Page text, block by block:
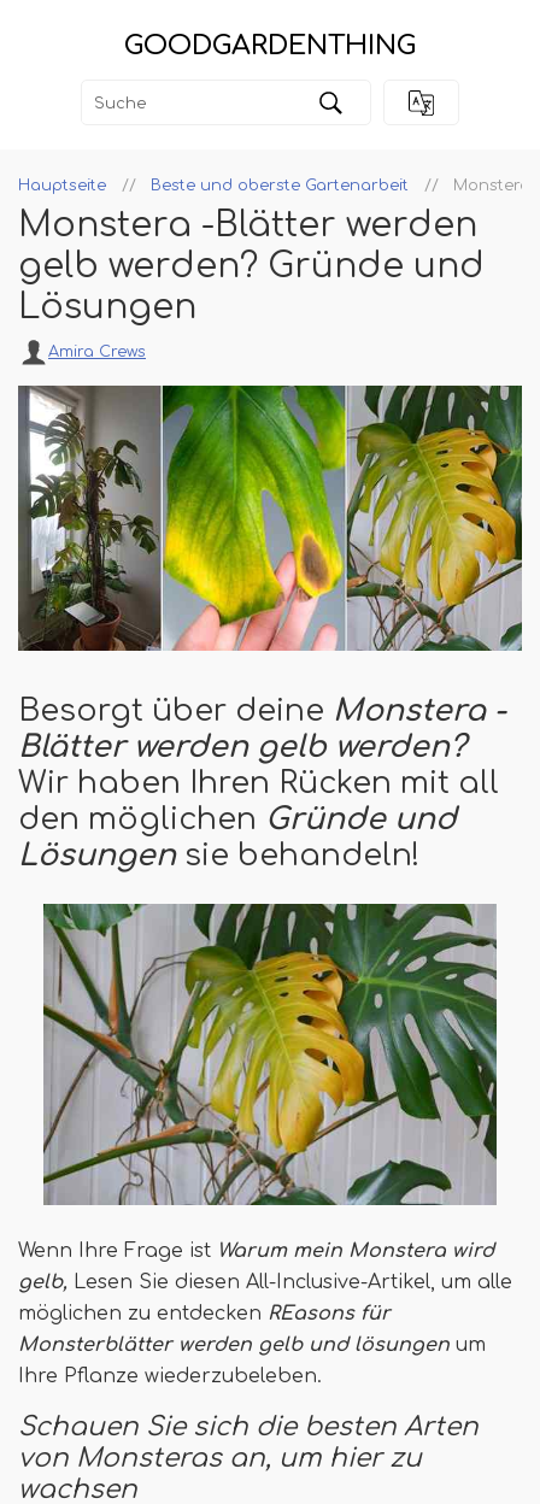
GOODGARDENTHING
Hauptseite Beste und oberste Gartenarbeit Monstera
Monstera -Blätter werden
gelb werden? Gründe und
Lösungen
Amira Crews
Besorgt über deine Monstera -
Blätter werden gelb werden?
Wir haben Ihren Rücken mit all
den möglichen Gründe und
Lösungensie behandeln!
Wenn Ihre Frage ist Warum mein Monstera wird
gelb, Lesen Sie diesen All-Inclusive-Artikel, um alle
möglichen zu entdecken REasons für
Monsterblätter werden gelb und lösungen um
Ihre Pflanze wiederzubeleben.
Schauen Sie sich die besten Arten
von Monsteras an, um hier zu
wachsen